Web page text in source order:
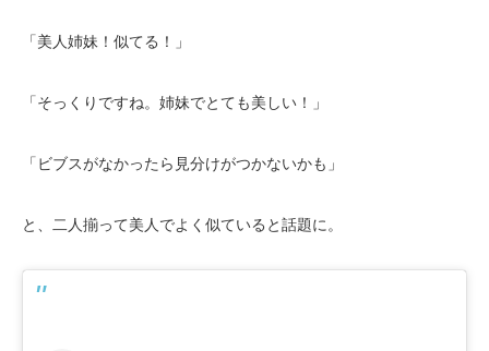
「美人姉妹！似てる！」
「そっくりですね。姉妹でとても美しい！」
「ビブスがなかったら見分けがつかないかも」
と、二人揃って美人でよく似ていると話題に。